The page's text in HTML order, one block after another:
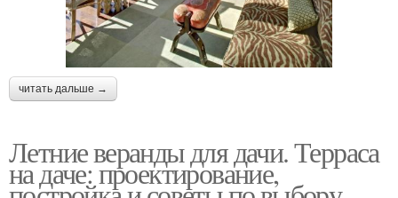
читать дальше →
Летние веранды для дачи. Терраса
на даче: проектирование,